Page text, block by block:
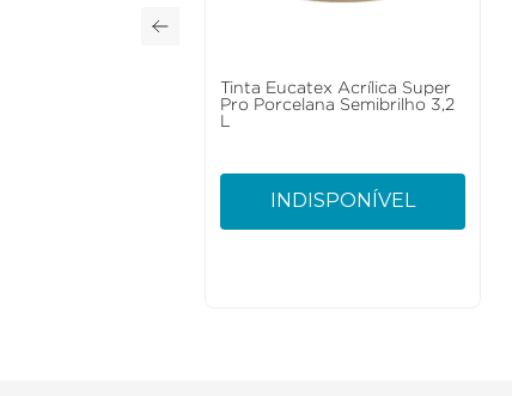
Tinta Eucatex Acrílica Super
Pro Porcelana Semibrilho 3,2
INDISPONÍVEL